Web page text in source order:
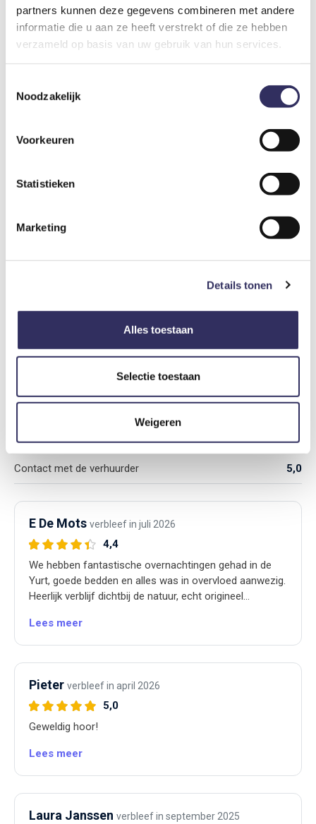
partners kunnen deze gegevens combineren met andere
informatie die u aan ze heeft verstrekt of die ze hebben
verzameld op basis van uw gebruik van hun services.
Noodzakelijk
Voorkeuren
Statistieken
Marketing
Details tonen
Alles toestaan
Selectie toestaan
Weigeren
Optioneel bij te boeken
Alleen op zondag mogelijk. Uitchecken tot 21 uur op
zondagavond.
4,9
Originaliteit 4,9
Interieur 4,9
Hygiëne 4,9
Contact met de verhuurder 5,0
E De Mots verbleef in juli 2026
4,4
We hebben fantastische overnachtingen gehad in de
Yurt, goede bedden en alles was in overvloed aanwezig.
Heerlijk verblijf dichtbij de natuur, echt origineel
Dank Mark en Emma.
Lees meer
Pieter verbleef in april 2026
5,0
Geweldig hoor!
Lees meer
Laura Janssen verbleef in september 2025